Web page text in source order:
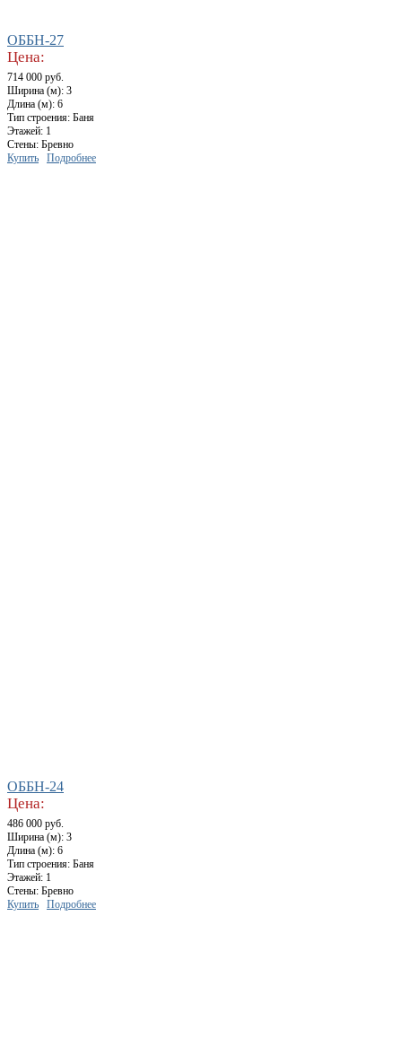
ОББН-27
Цена:
714 000 руб.
Ширина (м): 3
Длина (м): 6
Тип строения: Баня
Этажей: 1
Стены: Бревно
Купить
Подробнее
ОББН-24
Цена:
486 000 руб.
Ширина (м): 3
Длина (м): 6
Тип строения: Баня
Этажей: 1
Стены: Бревно
Купить
Подробнее